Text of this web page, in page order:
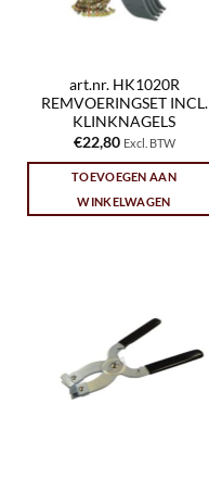
art.nr. HK1020R
REMVOERINGSET INCL.
KLINKNAGELS
€22,80 Excl. BTW
TOEVOEGEN AAN
WINKELWAGEN